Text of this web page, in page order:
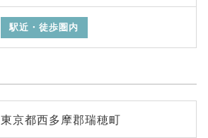
駅近・徒歩圏内
東京都西多摩郡瑞穂町